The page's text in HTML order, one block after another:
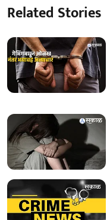
Related Stories